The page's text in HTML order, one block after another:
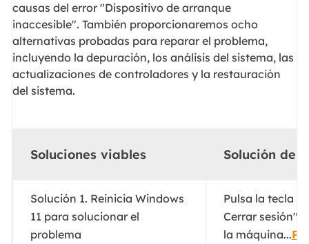
causas del error "Dispositivo de arranque
inaccesible". También proporcionaremos ocho
alternativas probadas para reparar el problema,
incluyendo la depuración, los análisis del sistema, las
actualizaciones de controladores y la restauración
del sistema.
Soluciones viables Solución de
Solución 1. Reinicia Windows
11 para solucionar el
problema
Pulsa la tecla
Cerrar sesión".
la máquina...